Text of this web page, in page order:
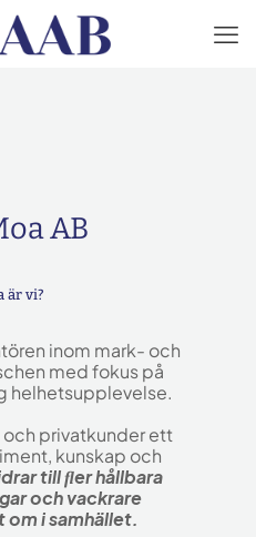
AB
är vi?
inom mark- och
med fokus på
helhetsupplevelse.
privatkunder ett
kunskap och
till ﬂer hållbara
och vackrare
i samhället.